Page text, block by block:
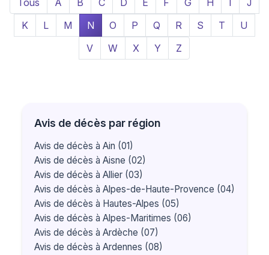
Tous A B C D E F G H
J
K
L M N O P Q R S T
U
V
W X Y Z
Avis de décès par région
Avis de décès à Ain (01)
Avis de décès à Aisne (02)
Avis de décès à Allier (03)
Avis de décès à Alpes-de-Haute-Provence (04)
Avis de décès à Hautes-Alpes (05)
Avis de décès à Alpes-Maritimes (06)
Avis de décès à Ardèche (07)
Avis de décès à Ardennes (08)